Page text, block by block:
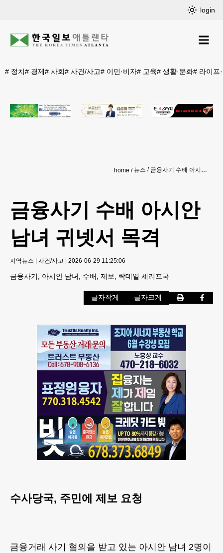
login
# 정치# 경제# 사회# 사건/사고# 이민·비자# 교육# 생활·문화# 라이프
home 뉴스 금융사기 수배 아시안 남녀 귀넷서 목격
금융사기 수배 아시안
남녀 귀넷서 목격
지역뉴스 | 사건/사고 | 2026-06-29 11:25:06
금융사기, 아시안 남녀, 수배, 제보, 락데일 셰리프국
글자작게 글자크게
수사당국, 주민에 제보 요청
금융거래 사기 혐의을 받고 있는 아시안 남녀 2명이